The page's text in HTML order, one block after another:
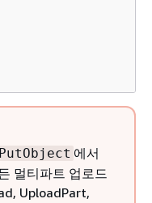
에서
멀티파트 업로드
UploadPart,